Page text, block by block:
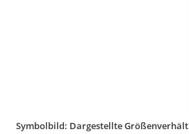
Symbolbild: Dargestellte